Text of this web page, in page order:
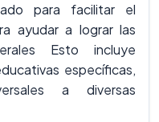
para facilitar el
ayudar a lograr las
Esto incluye
específicas,
a diversas